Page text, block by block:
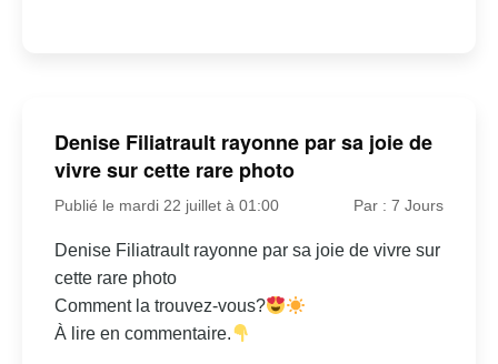
Denise Filiatrault rayonne par sa joie de
vivre sur cette rare photo
Publié le mardi 22 juillet à 01:00 Par : 7 Jours
Denise Filiatrault rayonne par sa joie de vivre sur
cette rare photo
Comment la trouvez-vous?
À lire en commentaire.